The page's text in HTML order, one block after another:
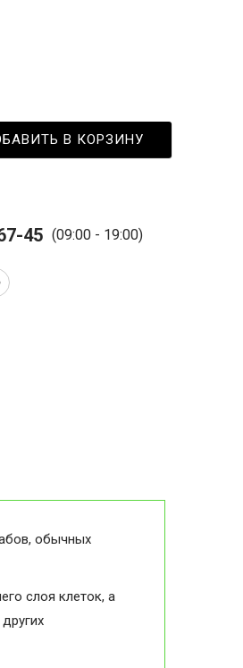
В КОРЗИНУ
45 (09:00 - 19:00)
обычных
слоя клеток, а